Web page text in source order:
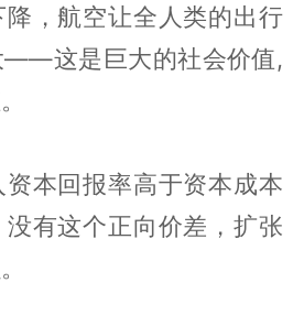
，航空让全人类的出行
——这是巨大的社会价值,
本回报率高于资本成本
有这个正向价差，扩张